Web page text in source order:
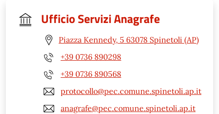
Ufficio Servizi Anagrafe
Piazza Kennedy, 5 63078 Spinetoli (AP)
+39 0736 890298
+39 0736 890568
protocollo@pec.comune.spinetoli.ap.it
anagrafe@pec.comune.spinetoli.ap.it